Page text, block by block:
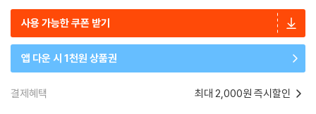
사용 가능한 쿠폰 받기
앱 다운 시 1천원 상품권
결제혜택 최대 2,000원 즉시할인